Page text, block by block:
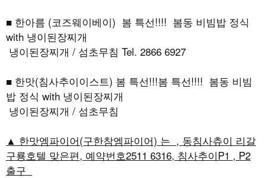
■ 한아름 (코즈웨이베이) 봄 특선!!!! 봄동 비빔밥 정식
with 냉이된장찌개
냉이된장찌개 / 섬초무침 Tel. 2866 6927
■ 한맛(침사추이이스트) 봄 특선!!!봄 특선!!!! 봄동 비빔
밥 정식 with 냉이된장찌개
냉이된장찌개 / 섬초무침
▲ 한맛엠파이어(구한참엠파이어) 는 , 동침사츄이 리갈
구룡호텔 맞은편, 예약번호2511 6316, 침사추이P1 , P2
출구